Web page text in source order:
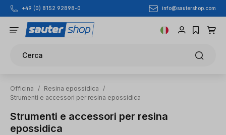
Passa al contenuto principale
+49 (0) 8152 92898-0 info@sautershop.com
Cerca
Officina / Resina epossidica
/
Strumenti e accessori per resina epossidica
Strumenti e accessori per resina
epossidica